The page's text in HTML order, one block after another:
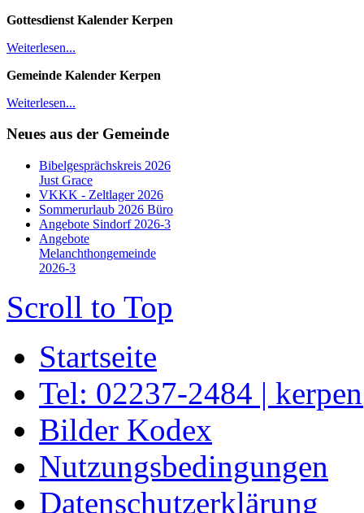
Gottesdienst Kalender Kerpen
Weiterlesen...
Gemeinde Kalender Kerpen
Weiterlesen...
Neues aus der Gemeinde
Bibelgesprächskreis 2026
Just Grace
VKKK - Zeltlager 2026
Sommerurlaub 2026 Büro
Angebote Sindorf 2026-3
Angebote
Melanchthongemeinde
2026-3
Scroll to Top
Startseite
Tel: 02237-2484 |
Bilder Kodex
Nutzungsbedingungen
Datenschutzerklärung